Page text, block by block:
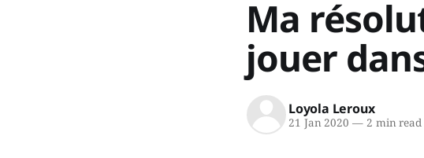
Ma
jouer
Loyola Leroux
21 Jan 2020 —2 min read